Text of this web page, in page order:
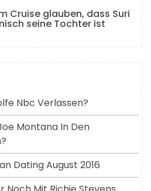
Cruise glauben, dass Suri
seine Tochter ist
Nbc Verlassen?
Montana In Den
Dating August 2016